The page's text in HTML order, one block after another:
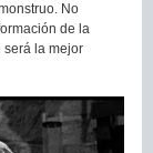
No
de la
será la mejor